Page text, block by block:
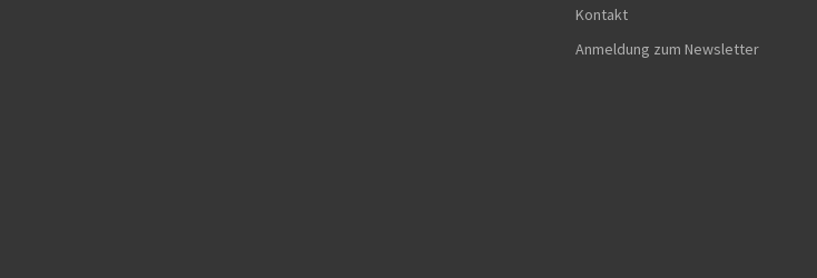
Kontakt
Anmeldung zum Newsletter